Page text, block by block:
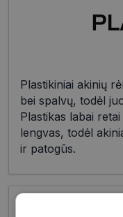
Plastikiniai akinių
bei spalvų, todėl
Plastikas labai
lengvas, todėl
ir patogūs.